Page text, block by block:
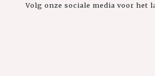
Volg onze sociale media voor het